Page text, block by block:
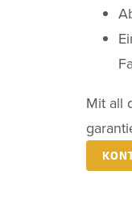
Mit all